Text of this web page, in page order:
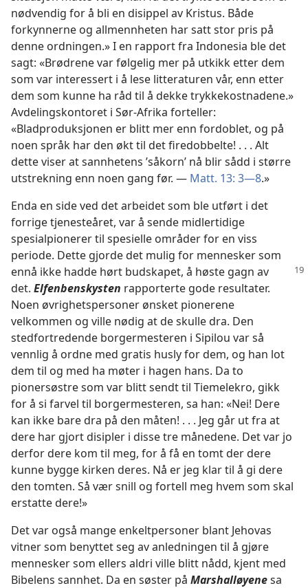
nødvendig for å bli en disippel av Kristus. Både
forkynnerne og allmennheten har satt stor pris på
denne ordningen.» I en rapport fra Indonesia ble det
sagt: «Brødrene var følgelig mer på utkikk etter dem
som var interessert i å lese litteraturen vår, enn etter
dem som kunne ha råd til å dekke trykkekostnadene.»
Avdelingskontoret i Sør-Afrika forteller:
«Bladproduksjonen er blitt mer enn fordoblet, og på
noen språk har den økt til det firedobbelte! . . . Alt
dette viser at sannhetens ’såkorn’ nå blir sådd i større
utstrekning enn noen gang før. — Matt. 13: 3—8.»
Enda en side ved det arbeidet som ble utført i det
forrige tjenesteåret, var å sende midlertidige
spesialpionerer til spesielle områder for en viss
periode. Dette gjorde det mulig for mennesker som
ennå ikke hadde hørt budskapet, å høste gagn av
det. Elfenbenskysten rapporterte gode resultater.
Noen øvrighetspersoner ønsket pionerene
velkommen og ville nødig at de skulle dra. Den
stedfortredende borgermesteren i Sipilou var så
vennlig å ordne med gratis husly for dem, og han lot
dem til og med ha møter i hagen hans. Da to
pionersøstre som var blitt sendt til Tiemelekro, gikk
for å si farvel til borgermesteren, sa han: «Nei! Dere
kan ikke bare dra på den måten! . . . Jeg går ut fra at
dere har gjort disipler i disse tre månedene. Det var jo
derfor dere kom til meg, for å få en tomt der dere
kunne bygge kirken deres. Nå er jeg klar til å gi dere
den tomten. Så vær snill og fortell meg hvem som skal
erstatte dere!»
Det var også mange enkeltpersoner blant Jehovas
vitner som benyttet seg av anledningen til å gjøre
mennesker som ellers aldri ville blitt nådd, kjent med
Bibelens sannhet. Da en søster på Marshalløyenesa